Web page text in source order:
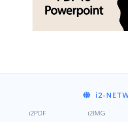
i2-
i2PDF i2IMG